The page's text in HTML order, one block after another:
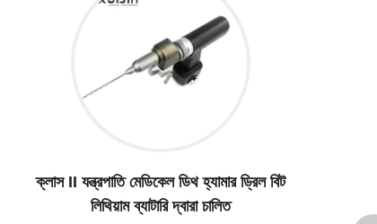
ক্লাস II যন্ত্রপাতি মেডিকেল ডিথ হ্যামার ড্রিল বিট
লিথিয়াম ব্যাটারি দ্বারা চালিত